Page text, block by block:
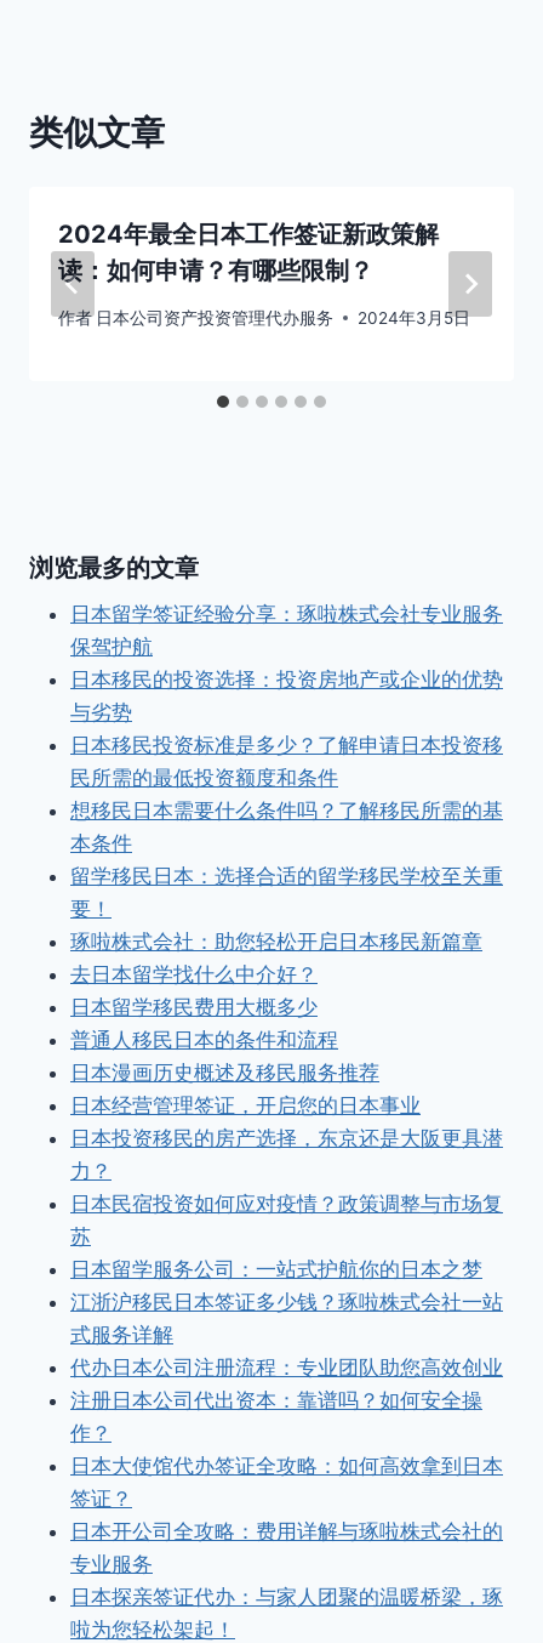
类似文章
2024年最全日本工作签证新政策解
读：如何申请？有哪些限制？
作者 日本公司资产投资管理代办服务 2024年3月5日
浏览最多的文章
日本留学签证经验分享：琢啦株式会社专业服务
保驾护航
日本移民的投资选择：投资房地产或企业的优势
与劣势
日本移民投资标准是多少？了解申请日本投资移
民所需的最低投资额度和条件
想移民日本需要什么条件吗？了解移民所需的基
本条件
留学移民日本：选择合适的留学移民学校至关重
要！
琢啦株式会社：助您轻松开启日本移民新篇章
去日本留学找什么中介好？
日本留学移民费用大概多少
普通人移民日本的条件和流程
日本漫画历史概述及移民服务推荐
日本经营管理签证，开启您的日本事业
日本投资移民的房产选择，东京还是大阪更具潜
力？
日本民宿投资如何应对疫情？政策调整与市场复
苏
日本留学服务公司：一站式护航你的日本之梦
江浙沪移民日本签证多少钱？琢啦株式会社一站
式服务详解
代办日本公司注册流程：专业团队助您高效创业
注册日本公司代出资本：靠谱吗？如何安全操
作？
日本大使馆代办签证全攻略：如何高效拿到日本
签证？
日本开公司全攻略：费用详解与琢啦株式会社的
专业服务
日本探亲签证代办：与家人团聚的温暖桥梁，琢
啦为您轻松架起！